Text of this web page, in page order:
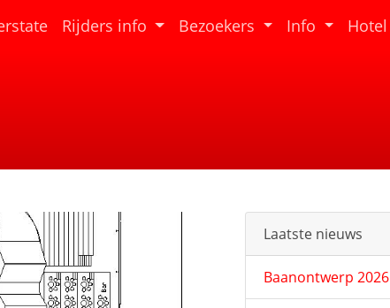
(current)
Rijders info Bezoekers Info Hotel
Laatste nieuws
Baanontwerp 2026